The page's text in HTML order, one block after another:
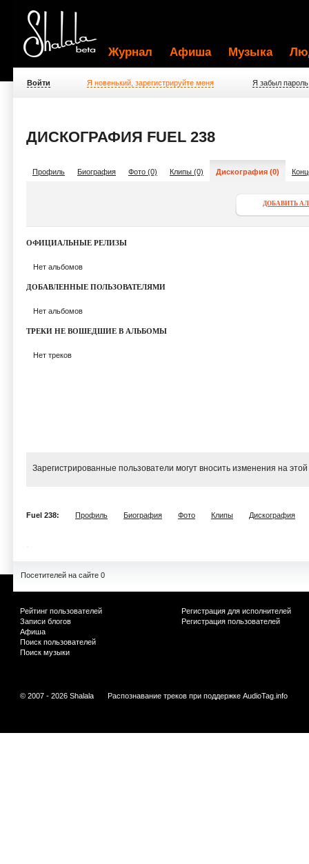
Журнал Афиша Музыка
Войти Я новенький, зарегистрируйте меня Я забыл пароль
ДИСКОГРАФИЯ FUEL 238
Профиль Биография Фото (0) Клипы (0) Дискография (0)
ДОБАВИТЬ
ОФИЦИАЛЬНЫЕ РЕЛИЗЫ
Нет альбомов
ДОБАВЛЕННЫЕ ПОЛЬЗОВАТЕЛЯМИ
Нет альбомов
ТРЕКИ НЕ ВОШЕДШИЕ В АЛЬБОМЫ
Нет треков
Зарегистрированные пользователи могут вносить изменения на
Fuel 238: Профиль Биография Фото Клипы Дискография
Посетителей на сайте 0
Рейтинг пользователей
Записи блогов
Афиша
Поиск пользователей
Поиск музыки
Регистрация для исполнителей
Регистрация пользователей
© 2007 - 2026 Shalala Распознавание треков при поддержке AudioTag.info